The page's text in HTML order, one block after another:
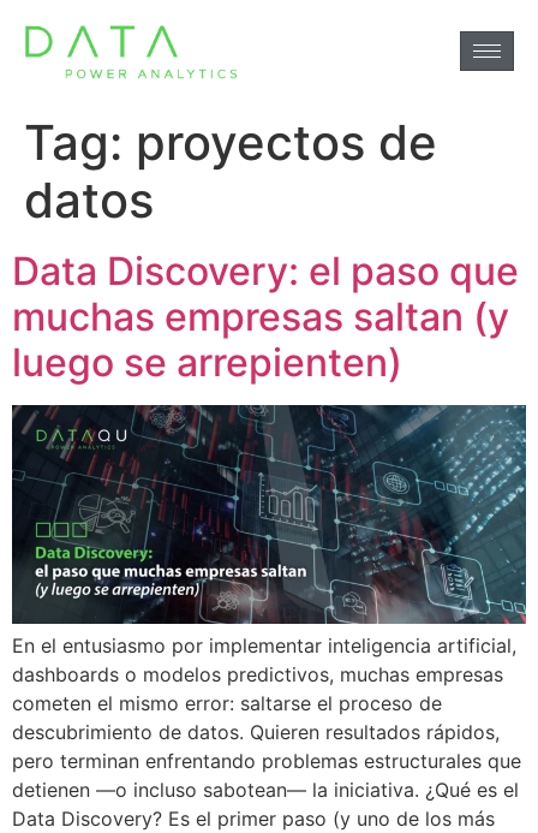
Tag: proyectos de
datos
Data Discovery: el paso que
muchas empresas saltan (y
luego se arrepienten)
En el entusiasmo por implementar inteligencia artificial,
dashboards o modelos predictivos, muchas empresas
cometen el mismo error: saltarse el proceso de
descubrimiento de datos. Quieren resultados rápidos,
pero terminan enfrentando problemas estructurales que
detienen —o incluso sabotean— la iniciativa. ¿Qué es el
Data Discovery? Es el primer paso (y uno de los más